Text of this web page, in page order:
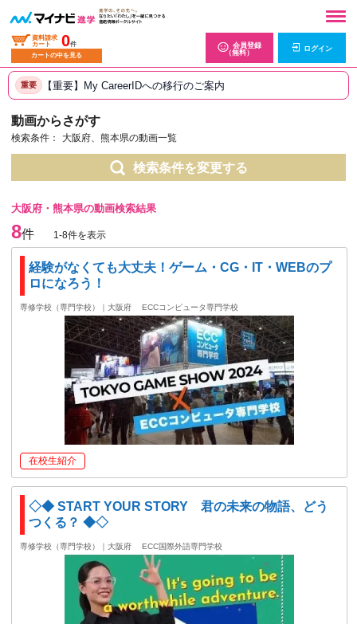
資料請求
カート
0件
カートの中を見る
会員登録
（無料）
ログイン
重要 【重要】My CareerIDへの移行のご案内
動画からさがす
検索条件： 大阪府、熊本県の動画一覧
検索条件を変更する
大阪府・熊本県の動画検索結果
8件 1-8件を表示
経験がなくても大丈夫！ゲーム・CG・IT・WEBのプ
ロになろう！
専修学校（専門学校）｜大阪府 ECCコンピュータ専門学校
在校生紹介
◇◆ START YOUR STORY 君の未来の物語、どう
つくる？ ◆◇
専修学校（専門学校）｜大阪府 ECC国際外語専門学校